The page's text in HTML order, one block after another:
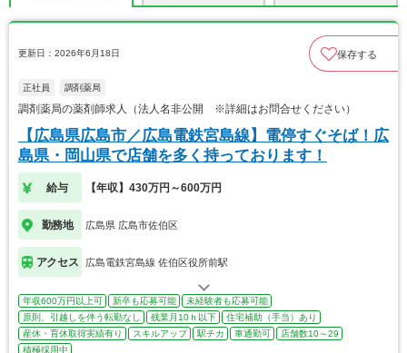
更新日：2026年6月18日 保存する
正社員 調剤薬局
調剤薬局の薬剤師求人（法人名非公開 ※詳細はお問合せください）
【広島県広島市／広島電鉄宮島線】電停すぐそば！広
島県・岡山県で店舗を多く持っております！
給与 【年収】430万円～600万円
勤務地 広島県 広島市佐伯区
アクセス 広島電鉄宮島線 佐伯区役所前駅
年収600万円以上可 新卒も応募可能
未経験者も応募可能
原則、引越しを伴う転勤なし
残業月10ｈ以下
住宅補助（手当）あり
産休・育休取得実績有り
スキルアップ 駅チカ 車通勤可
店舗数10～29
積極採用中